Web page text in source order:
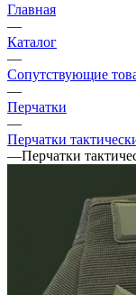
Главная
—
Каталог
—
Сопутствующие
—
Перчатки
—
Перчатки
—Перчатки